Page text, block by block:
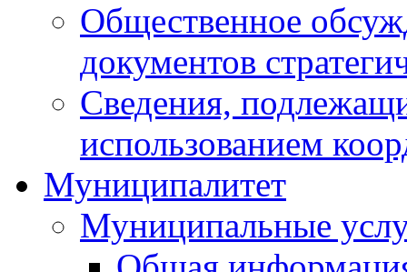
Общественное
документов
Сведения,
использованием
Муниципалитет
Муниципальные